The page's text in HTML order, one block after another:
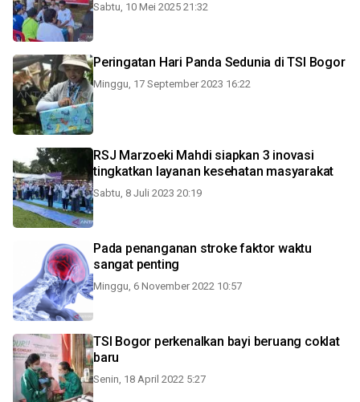
Sabtu, 10 Mei 2025 21:32
Peringatan Hari Panda Sedunia di TSI Bogor
Minggu, 17 September 2023 16:22
RSJ Marzoeki Mahdi siapkan 3 inovasi
tingkatkan layanan kesehatan masyarakat
Sabtu, 8 Juli 2023 20:19
Pada penanganan stroke faktor waktu
sangat penting
Minggu, 6 November 2022 10:57
TSI Bogor perkenalkan bayi beruang coklat
baru
Senin, 18 April 2022 5:27